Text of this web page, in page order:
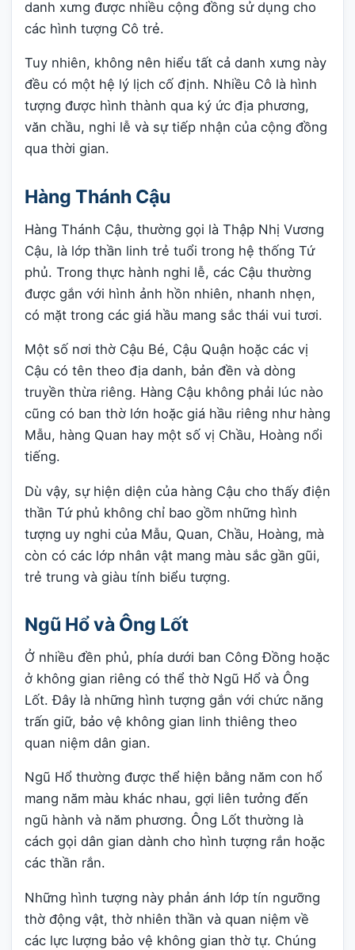
danh xưng được nhiều cộng đồng sử dụng cho
các hình tượng Cô trẻ.
Tuy nhiên, không nên hiểu tất cả danh xưng này
đều có một hệ lý lịch cố định. Nhiều Cô là hình
tượng được hình thành qua ký ức địa phương,
văn chầu, nghi lễ và sự tiếp nhận của cộng đồng
qua thời gian.
Hàng Thánh Cậu
Hàng Thánh Cậu, thường gọi là Thập Nhị Vương
Cậu, là lớp thần linh trẻ tuổi trong hệ thống Tứ
phủ. Trong thực hành nghi lễ, các Cậu thường
được gắn với hình ảnh hồn nhiên, nhanh nhẹn,
có mặt trong các giá hầu mang sắc thái vui tươi.
Một số nơi thờ Cậu Bé, Cậu Quận hoặc các vị
Cậu có tên theo địa danh, bản đền và dòng
truyền thừa riêng. Hàng Cậu không phải lúc nào
cũng có ban thờ lớn hoặc giá hầu riêng như hàng
Mẫu, hàng Quan hay một số vị Chầu, Hoàng nổi
tiếng.
Dù vậy, sự hiện diện của hàng Cậu cho thấy điện
thần Tứ phủ không chỉ bao gồm những hình
tượng uy nghi của Mẫu, Quan, Chầu, Hoàng, mà
còn có các lớp nhân vật mang màu sắc gần gũi,
trẻ trung và giàu tính biểu tượng.
Ngũ Hổ và Ông Lốt
Ở nhiều đền phủ, phía dưới ban Công Đồng hoặc
ở không gian riêng có thể thờ Ngũ Hổ và Ông
Lốt. Đây là những hình tượng gắn với chức năng
trấn giữ, bảo vệ không gian linh thiêng theo
quan niệm dân gian.
Ngũ Hổ thường được thể hiện bằng năm con hổ
mang năm màu khác nhau, gợi liên tưởng đến
ngũ hành và năm phương. Ông Lốt thường là
cách gọi dân gian dành cho hình tượng rắn hoặc
các thần rắn.
Những hình tượng này phản ánh lớp tín ngưỡng
thờ động vật, thờ nhiên thần và quan niệm về
các lực lượng bảo vệ không gian thờ tự. Chúng